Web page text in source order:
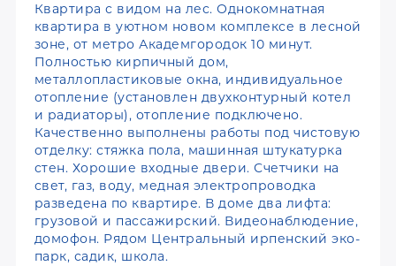
Квартира с видом на лес. Однокомнатная
квартира в уютном новом комплексе в лесной
зоне, от метро Академгородок 10 минут.
Полностью кирпичный дом,
металлопластиковые окна, индивидуальное
отопление (установлен двухконтурный котел
и радиаторы), отопление подключено.
Качественно выполнены работы под чистовую
отделку: стяжка пола, машинная штукатурка
стен. Хорошие входные двери. Счетчики на
свет, газ, воду, медная электропроводка
разведена по квартире. В доме два лифта:
грузовой и пассажирский. Видеонаблюдение,
домофон. Рядом Центральный ирпенский эко-
парк, садик, школа.